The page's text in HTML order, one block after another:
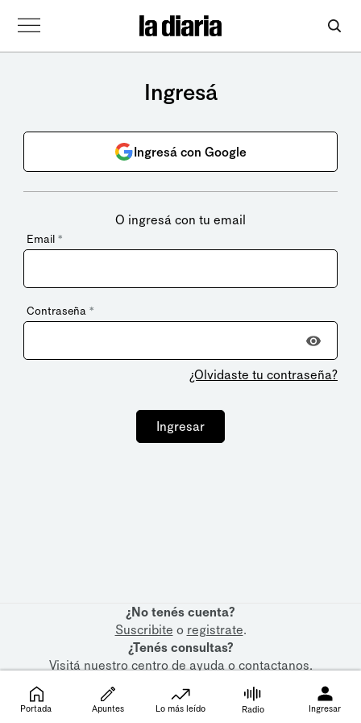
Ingresá
Ingresá con Google
O ingresá con tu email
Email *
Contraseña *
¿Olvidaste tu contraseña?
Ingresar
¿No tenés cuenta?
Suscribite o registrate.
¿Tenés consultas?
Visitá nuestrocentro de ayudaocontactanos.
Portada Apuntes Lo más leído Radio Ingresar